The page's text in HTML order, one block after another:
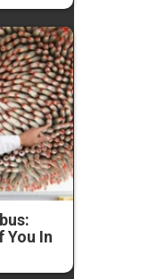
You In